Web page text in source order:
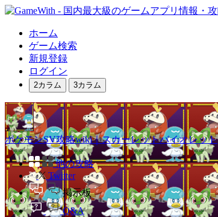
ホーム
ゲーム検索
新規登録
ログイン
2カラム 3カラム
ポケモンSV攻略wiki｜スカーレットバイオレット
他の攻略
Twitter
掲示板
Q&A